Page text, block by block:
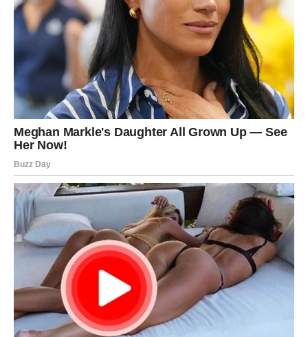
Srce traži iskrenost
Pred vama su važni trenuci.
VODOLIJA
Ljubavna energija donosi iznenađenje.
Poruka ili susret mogli bi probuditi osjećanja za koja ste
mislili da su završena priča.
Ljubavna poruka
Budite spremni na neočekivano.
Sudbina vam sprema poseban
trenutak